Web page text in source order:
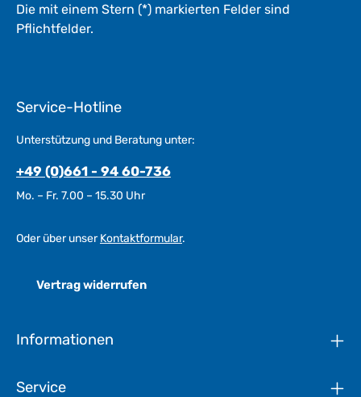
Die mit einem Stern (*) markierten Felder sind
Pflichtfelder.
Service-Hotline
Unterstützung und Beratung unter:
+49 (0)661 - 94 60-736
Mo. – Fr. 7.00 – 15.30 Uhr
Oder über unserKontaktformular.
Vertrag widerrufen
Informationen
Service